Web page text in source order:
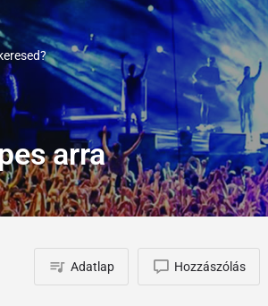
arra
Adatlap Hozzászólás